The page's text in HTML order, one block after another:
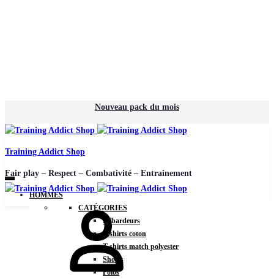
Nouveau pack du mois
Training Addict Shop
Fair play – Respect – Combativité – Entrainement
HOMMES
CATÉGORIES
Débardeurs
T-shirts coton
T-shirts match polyester
Shorts
Polos